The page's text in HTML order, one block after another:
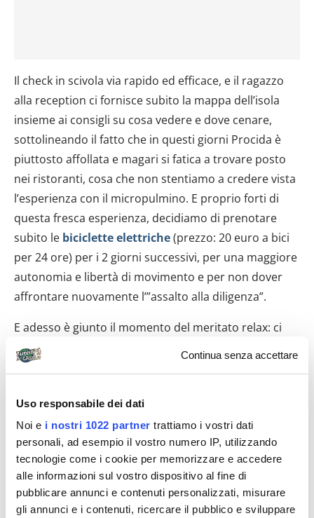
Continua senza accettare
Uso responsabile dei dati
Noi e i nostri 1022 partner trattiamo i vostri dati
personali, ad esempio il vostro numero IP, utilizzando
tecnologie come i cookie per memorizzare e accedere
alle informazioni sul vostro dispositivo al fine di
pubblicare annunci e contenuti personalizzati, misurare
gli annunci e i contenuti, ricercare il pubblico e sviluppare
Il check in scivola via rapido ed efficace, e il ragazzo
alla reception ci fornisce subito la mappa dell’isola
insieme ai consigli su cosa vedere e dove cenare,
sottolineando il fatto che in questi giorni Procida è
piuttosto affollata e magari si fatica a trovare posto
nei ristoranti, cosa che non stentiamo a credere vista
l’esperienza con il micropulmino. E proprio forti di
questa fresca esperienza, decidiamo di prenotare
subito le biciclette elettriche(prezzo: 20 euro a bici
per 24 ore) per i 2 giorni successivi, per una maggiore
autonomia e libertà di movimento e per non dover
affrontare nuovamente l’”assalto alla diligenza”.
E adesso è giunto il momento del meritato relax: ci
incamminiamo verso la
abbastanza facilmente raggiungibile a piedi anche da
l’artrosi all’anca è stato il principio guida nella scelta
dell’hotel: Il Leone di Mare è estremamente comodo,
perché situato in posizione davvero strategica per
arrivare anche a piedi alla spiaggia, al minimarket, ai
ristoranti e ai locali del lungomare Cristoforo
Colombo. Certo soggiornare alla Corricella sarebbe